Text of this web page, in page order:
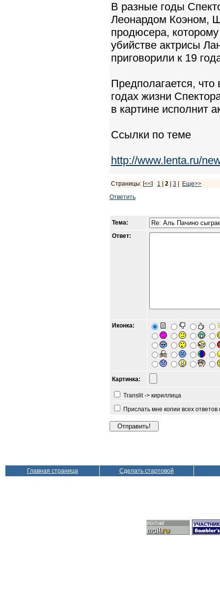
В разные годы
Леонардом Коэном,
продюсера,
убийстве актрисы
приговорили к 19
Предполагается,
годах жизни
в картине исполнит
Ссылки по теме
http://www.lenta.ru/
Страницы: [<<] 1 2 3
Еще>>
Ответить
Тема:
Ответ:
Иконка:
Картинка:
Translit -> кириллица
Прислать мне копии всех
Главная страница Сделать стартовой